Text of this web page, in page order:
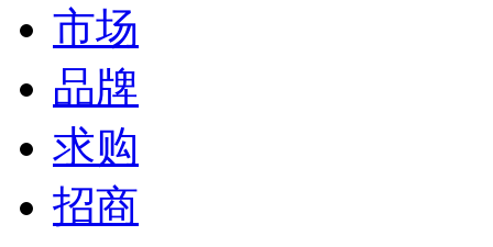
市场
品牌
求购
招商